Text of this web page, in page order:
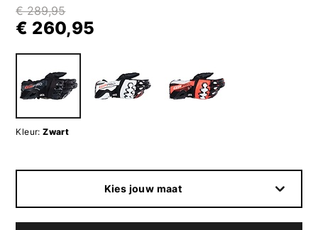
€ 289,95
€ 260,95
Kleur: Zwart
Kies jouw maat